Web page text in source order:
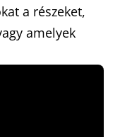
a részeket,
amelyek